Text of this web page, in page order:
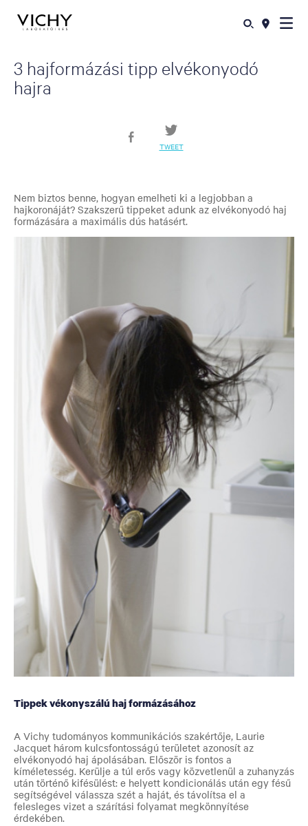
3 hajformázási tipp elvékonyodó
hajra
TWEET
Nem biztos benne, hogyan emelheti ki a legjobban a
hajkoronáját? Szakszerű tippeket adunk az elvékonyodó haj
formázására a maximális dús hatásért.
Tippek vékonyszálú haj formázásához
A Vichy tudományos kommunikációs szakértője, Laurie
Jacquet három kulcsfontosságú területet azonosít az
elvékonyodó haj ápolásában. Először is fontos a
kíméletesség. Kerülje a túl erős vagy közvetlenül a zuhanyzás
után történő kifésülést: e helyett kondicionálás után egy fésű
segítségével válassza szét a haját, és távolítsa el a
felesleges vizet a szárítási folyamat megkönnyítése
érdekében.